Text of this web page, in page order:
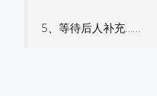
5、等待后人补充……